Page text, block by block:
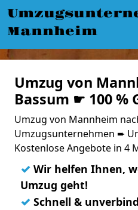
Mannheim
Umzug von
Bassum ☛ 100 %
Umzug von Mannheim
Umzugsunternehmen ➨
Kostenlose Angebote in 4
✓ Wir helfen Ihnen,
Umzug geht!
✓ Schnell &